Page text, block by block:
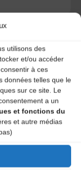
utilisons des
et/ou accéder
à ces
données telles que le
sur ce site. Le
a un
et fonctions du
et autre médias